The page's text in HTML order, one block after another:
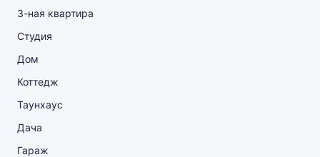
3-ная квартира
Студия
Дом
Коттедж
Таунхаус
Дача
Гараж